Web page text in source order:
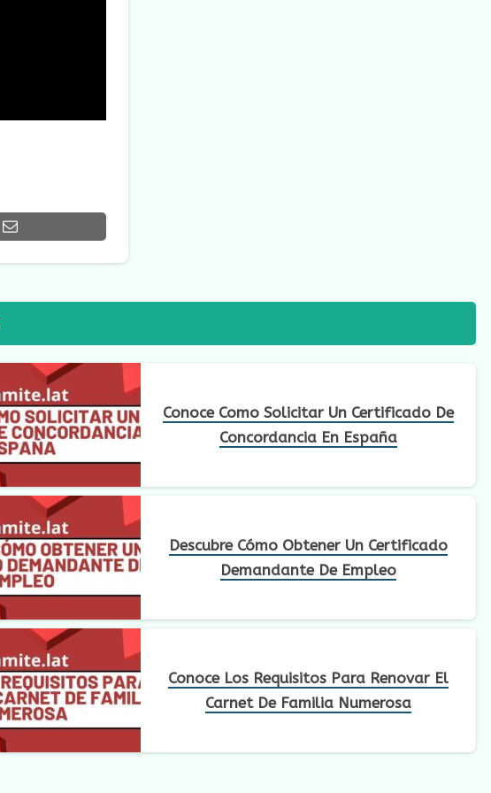
Conoce Como Solicitar Un Certificado De
Concordancia En España
Descubre Cómo Obtener Un Certificado
Demandante De Empleo
Conoce Los Requisitos Para Renovar El
Carnet De Familia Numerosa